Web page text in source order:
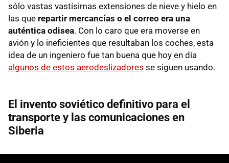
sólo vastas vastísimas extensiones de nieve y hielo en
las que repartir mercancías o el correo era una
auténtica odisea. Con lo caro que era moverse en
avión y lo ineficientes que resultaban los coches, esta
idea de un ingeniero fue tan buena que hoy en día
algunos de estos aerodeslizadores se siguen usando.
El invento soviético definitivo para el
transporte y las comunicaciones en
Siberia